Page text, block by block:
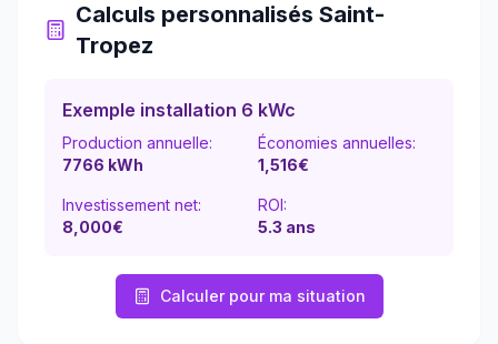
Calculs personnalisés Saint-
Tropez
Exemple installation 6 kWc
Production annuelle:
7766 kWh
Économies annuelles:
1,516€
Investissement net:
8,000€
ROI:
5.3 ans
Calculer pour ma situation